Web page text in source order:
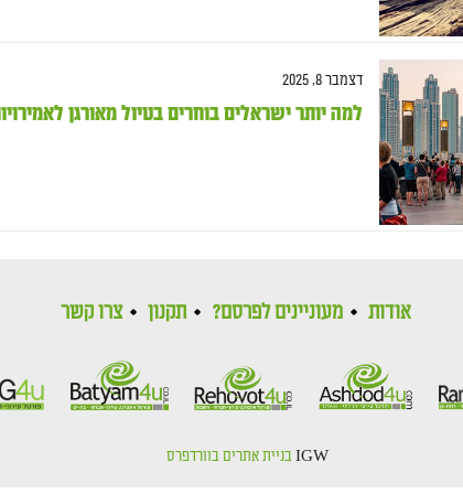
דצמבר 8, 2025
למה יותר ישראלים בוחרים בטיול מאורגן
אודות מעוניינים לפרסם? תקנון צרו קשר
IGW בניית אתרים בוורדפרס